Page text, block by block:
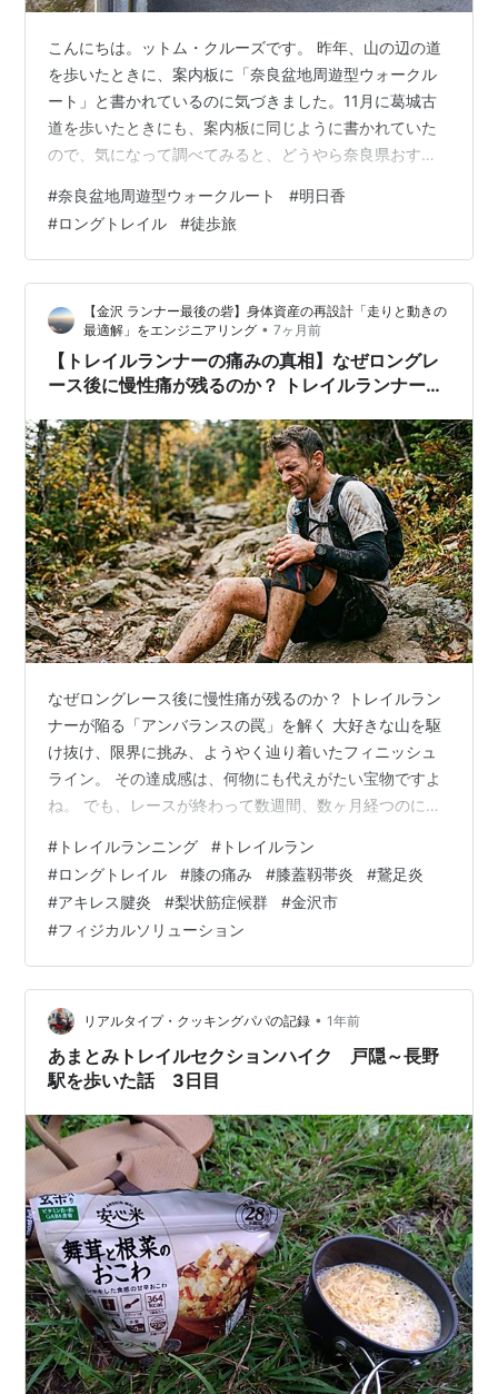
こんにちは。ットム・クルーズです。 昨年、山の辺の道
を歩いたときに、案内板に「奈良盆地周遊型ウォークル
ート」と書かれているのに気づきました。11月に葛城古
道を歩いたときにも、案内板に同じように書かれていた
ので、気になって調べてみると、どうやら奈良県おすす
www3.pref.nara.jp 早速ルートマップを見ながら、
YAMAPでルートを作成したところ、合計130㎞以上にな
ろそうで、すでに歩いた葛城古道と山の辺の道もルート
の一部のようでした。 「あるいてみよう！」 ということ
で、歩き旅へ行くことになりました。 出発地点は近鉄の
市尾駅 吉野口駅出発を考えたの…
#奈良盆地周遊型ウォークルート #明日香
#ロングトレイル #徒歩旅
【金沢 ランナー最後の砦】身体資産の再設計「走りと動きの
最適解」をエンジニアリング • 7ヶ月前
【トレイルランナーの痛みの真相】なぜロングレ
ース後に慢性痛が残るのか？ トレイルランナーが
なぜロングレース後に慢性痛が残るのか？ トレイルラン
ナーが陥る「アンバランスの罠」を解く 大好きな山を駆
け抜け、限界に挑み、ようやく辿り着いたフィニッシュ
ライン。 その達成感は、何物にも代えがたい宝物ですよ
ね。 でも、レースが終わって数週間、数ヶ月経つのに、
ませんか？ 「もっと鍛えなきゃ」と焦る必要はありませ
ん。 あなたは十分に頑張ってきました。 今必要なのは、
もっと強い筋肉ではなく、あなたの体の中に眠っている
「本来の調和」を取り戻してあげること。 （生成AIで作
成） ここでは、痛みのループから抜け出し、再び軽やか
に山を走るための「身体調律」…
# トレイルランニング # トレイルラン
#ロングトレイル #膝の痛み #膝蓋靱帯炎 #鵞足炎
#アキレス腱炎 #梨状筋症候群 #金沢市
#フィジカルソリューション
リアルタイプ・クッキングパパの記録 • 1年前
あまとみトレイルセクションハイク 戸隠～長野
駅を歩いた話 3日目